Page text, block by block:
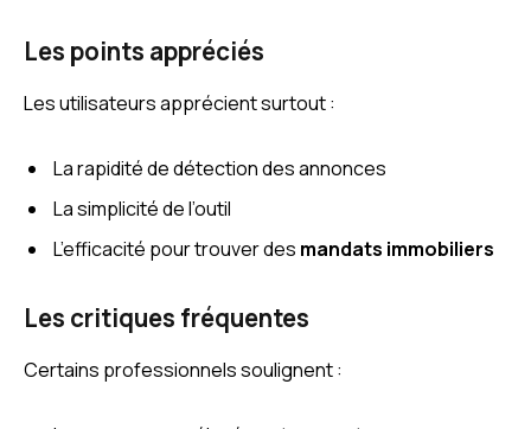
Les points appréciés
Les utilisateurs apprécient surtout :
La rapidité de détection des annonces
La simplicité de l’outil
L’efficacité pour trouver des mandats immobiliers
Les critiques fréquentes
Certains professionnels soulignent :